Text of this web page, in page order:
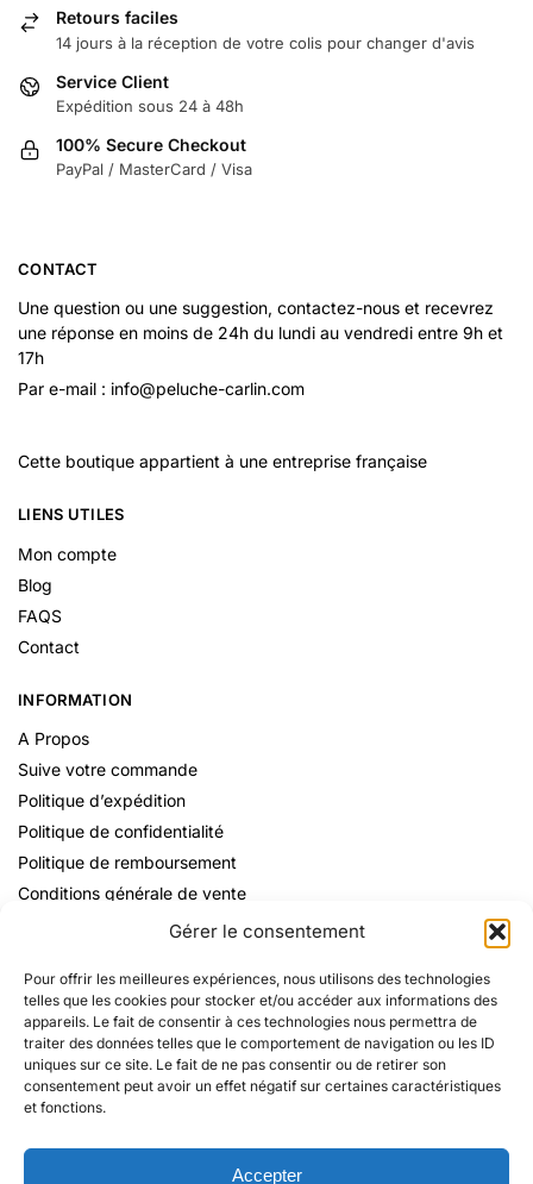
Gérer le consentement
Pour offrir les meilleures expériences, nous utilisons des technologies
telles que les cookies pour stocker et/ou accéder aux informations des
appareils. Le fait de consentir à ces technologies nous permettra de
traiter des données telles que le comportement de navigation ou les ID
uniques sur ce site. Le fait de ne pas consentir ou de retirer son
consentement peut avoir un effet négatif sur certaines caractéristiques
et fonctions.
Accepter
Retours faciles
14 jours à la réception de votre colis pour changer d'avis
Service Client
Expédition sous 24 à 48h
100% Secure Checkout
PayPal / MasterCard / Visa
CONTACT
Une question ou une suggestion, contactez-nous et recevrez
une réponse en moins de 24h du lundi au vendredi entre 9h et
17h
Par e-mail : info@peluche-carlin.com
Cette boutique appartient à une entreprise française
LIENS UTILES
Mon compte
Blog
FAQS
Contact
INFORMATION
A Propos
Suive votre commande
Politique d’expédition
Politique de confidentialité
Politique de remboursement
Conditions générale de vente